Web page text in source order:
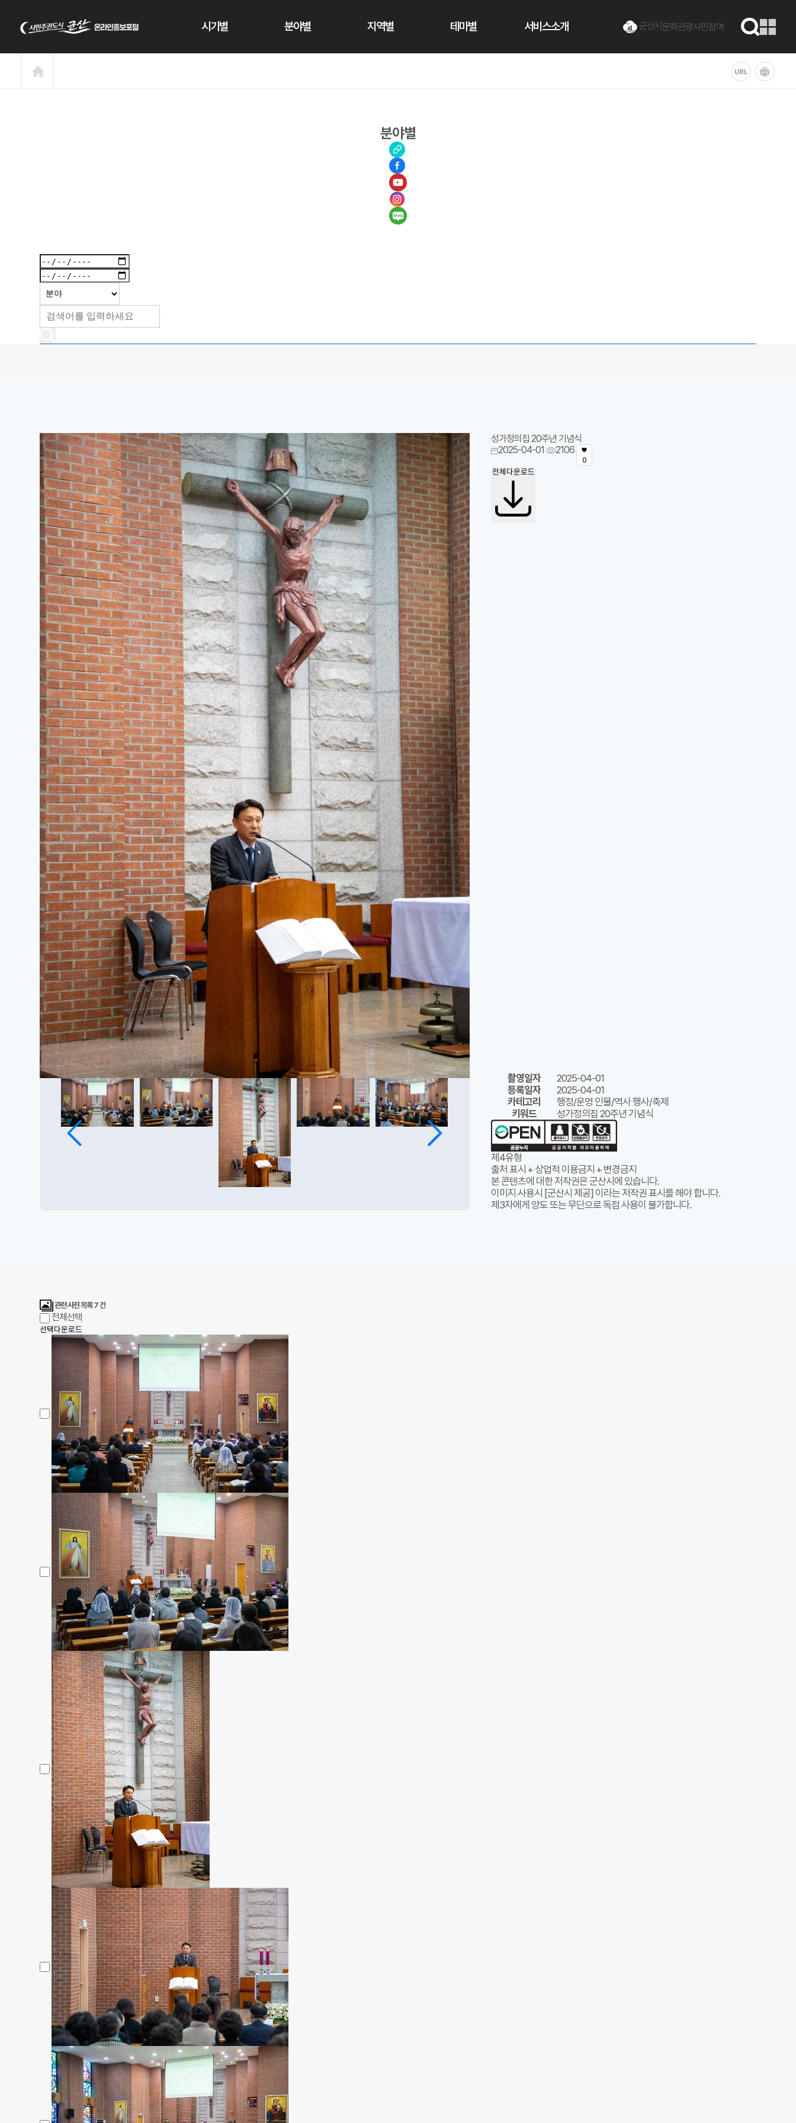
시기별 분야별 지역별 테마별 서비스소개 군산시문화관광시민참여
분야별
성가정의집 20주년 기념식
2025-04-01
2106
0
전체다운로드
촬영일자
2025-04-01
등록일자
2025-04-01
카테고리
행정/운영 인물/역사 행사/축제
키워드
성가정의집 20주년 기념식
제4유형
출처 표시 + 상업적 이용금지 + 변경금지
본 콘텐츠에 대한 저작권은 군산시에 있습니다.
이미지 사용시 [군산시 제공] 이라는 저작권 표시를 해야 합니다.
제3자에게 양도 또는 무단으로 독점 사용이 불가합니다.
관련 사진 목록7건
전체선택
선택다운로드